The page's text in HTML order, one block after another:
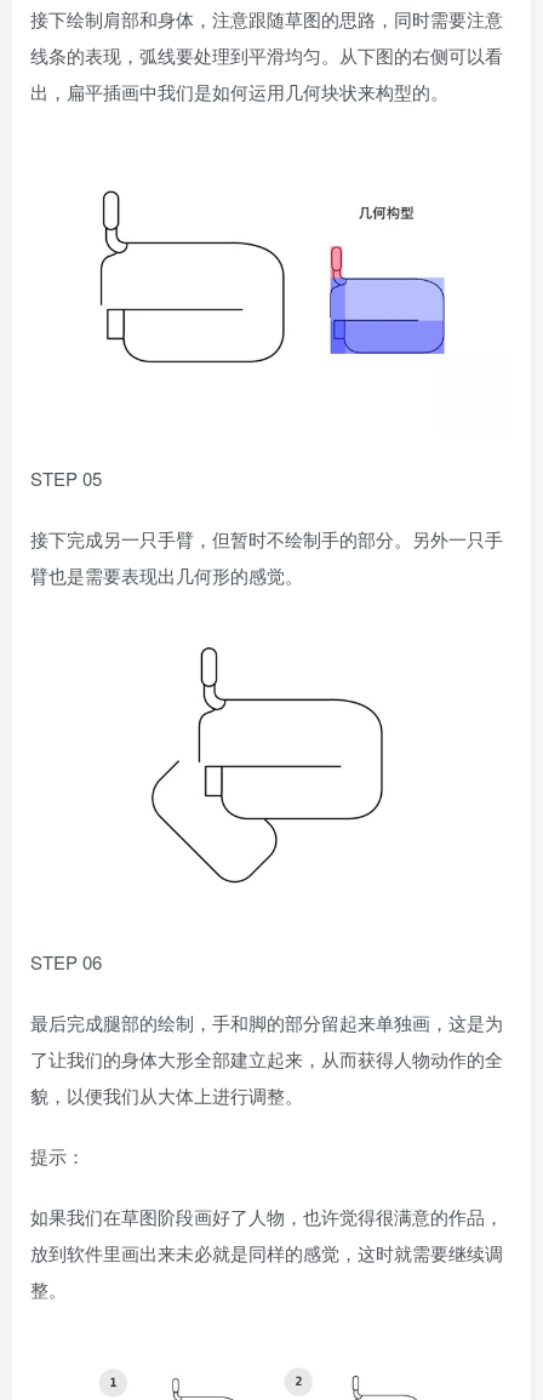
接下绘制肩部和身体，注意跟随草图的思路，同时需要注意
线条的表现，弧线要处理到平滑均匀。从下图的右侧可以看
出，扁平插画中我们是如何运用几何块状来构型的。
STEP 05
接下完成另一只手臂，但暂时不绘制手的部分。另外一只手
臂也是需要表现出几何形的感觉。
STEP 06
最后完成腿部的绘制，手和脚的部分留起来单独画，这是为
了让我们的身体大形全部建立起来，从而获得人物动作的全
貌，以便我们从大体上进行调整。
提示：
如果我们在草图阶段画好了人物，也许觉得很满意的作品，
放到软件里画出来未必就是同样的感觉，这时就需要继续调
整。